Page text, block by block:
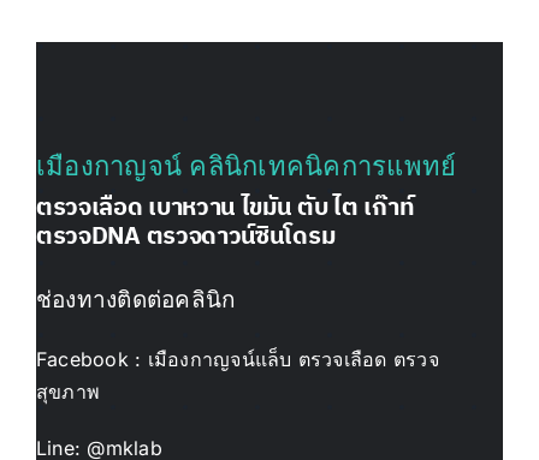
เมืองกาญจน์ คลินิกเทคนิคการแพทย์
ตรวจเลือด เบาหวาน ไขมัน ตับ ไต เก๊าท์
ตรวจDNA ตรวจดาวน์ซินโดรม
ช่องทางติดต่อคลินิก
Facebook : เมืองกาญจน์แล็บ ตรวจเลือด ตรวจ
สุขภาพ
Line: @mklab